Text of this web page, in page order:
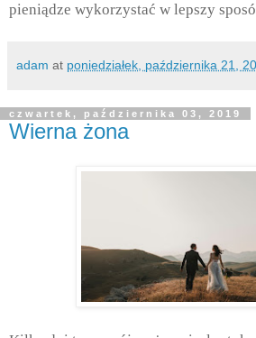
pieniądze wykorzystać w lepszy
adam at poniedziałek, października 21,
czwartek, października 03, 2019
Wierna żona